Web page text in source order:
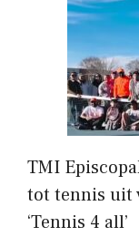
TMI
tot tennis uit
‘Tennis 4 all’